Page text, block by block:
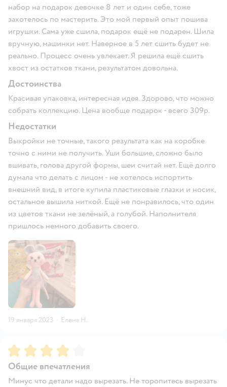
набор на подарок девочке 8 лет и один себе, тоже
захотелось по мастерить. Это мой первый опыт пошива
игрушки. Сама уже сшила, подарок ещё не подарен. Шила
вручную, машинки нет. Наверное в 5 лет сшить будет не
реально. Процесс очень увлекает. Я решила ещё сшить
хвост из остатков ткани, результатом довольна.
Достоинства
Красивая упаковка, интересная идея. Здорово, что можно
собрать коллекцию. Цена вообще подарок - всего 309р.
Недостатки
Выкройки не точные, такого результата как на коробке
точно с ними не получить. Уши большие, сложно было
вшивать, голова другой формы, шеи считай нет. Ещё долго
думала что делать с лицом - не хотелось испортить
внешний вид, в итоге купила пластиковые глазки и носик,
остальное вышила ниткой. Ещё не понравилось, что один
из цветов ткани не зелёный, а голубой. Наполнителя
пришлось немного добавить своего.
19 января 2023 · Елена Н.
Рейтинг:4
Общие впечатления
Минус что детали надо вырезать. Не торопитесь вырезать